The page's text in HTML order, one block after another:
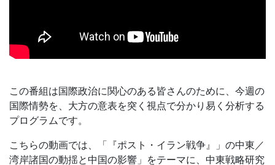
この番組は国際政治に関心のある皆さんのために、今週の
国際情勢を、大方の意表を突く視点で分かり易く分析する
プログラムです。
こちらの動画では、「『ポスト・イラン戦争』」の中東／
湾岸諸国の動揺と中国の影響」をテーマに、中東戦略研究